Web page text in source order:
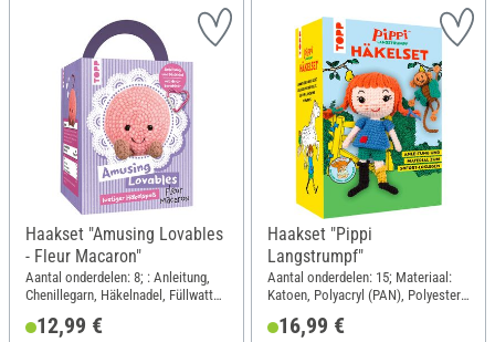
Haakset "Amusing Lovables
- Fleur Macaron"
Aantal onderdelen: 8; : Anleitung,
Chenillegarn, Häkelnadel, Füllwatte,
Lengte: 11 cm; Breedte: 11 cm;
12,99 €
Haakset "Pippi
Langstrumpf"
Aantal onderdelen: 15; Materiaal:
Katoen, Polyacryl (PAN), Polyester
16,99 €